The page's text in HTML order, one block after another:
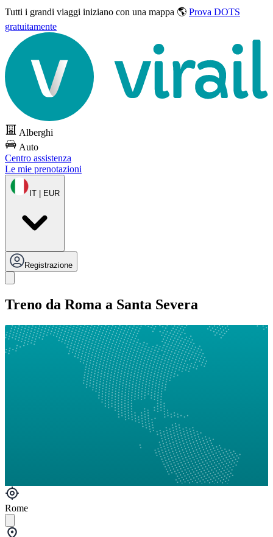
Tutti i grandi viaggi iniziano con una mappa 🌎 Prova DOTS
gratuitamente
Alberghi
Auto
Centro assistenza
Le mie prenotazioni
IT | EUR
Registrazione
Treno da Roma a Santa Severa
Rome